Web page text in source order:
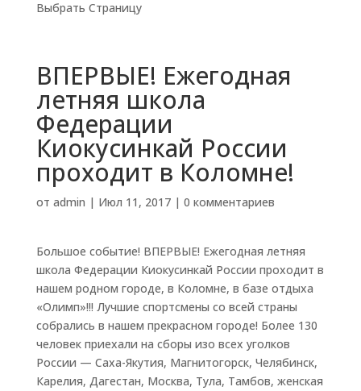
Выбрать Страницу
ВПЕРВЫЕ! Ежегодная
летняя школа
Федерации
Киокусинкай России
проходит в Коломне!
от admin | Июл 11, 2017| 0 комментариев
Большое событие! ВПЕРВЫЕ! Ежегодная летняя
школа Федерации Киокусинкай России проходит в
нашем родном городе, в Коломне, в базе отдыха
«Олимп»!!! Лучшие спортсмены со всей страны
собрались в нашем прекрасном городе! Более 130
человек приехали на сборы изо всех уголков
России — Саха-Якутия, Магнитогорск, Челябинск,
Карелия, Дагестан, Москва, Тула, Тамбов, женская